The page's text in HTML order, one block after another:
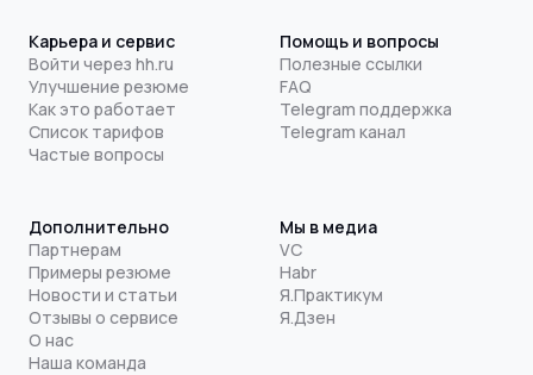
Карьера и сервис
Войти через hh.ru
Улучшение резюме
Как это работает
Список тарифов
Частые вопросы
Помощь и вопросы
Полезные ссылки
FAQ
Telegram поддержка
Telegram канал
Дополнительно
Партнерам
Примеры резюме
Новости и статьи
Отзывы о сервисе
О нас
Наша команда
Мы в медиа
VC
Habr
Я.Практикум
Я.Дзен